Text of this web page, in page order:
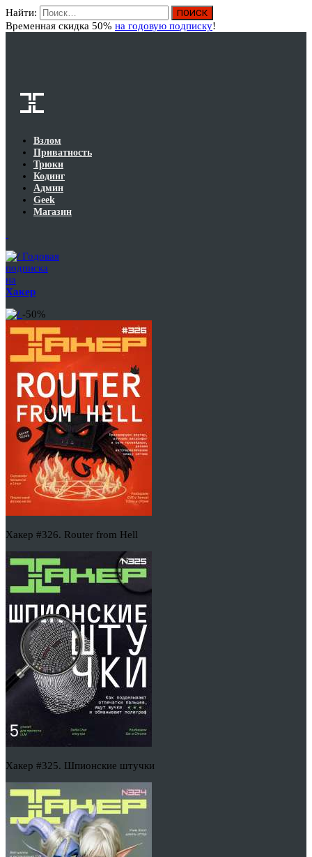
Найти:
Временная скидка 50% на годовую подписку!
Взлом
Приватность
Трюки
Кодинг
Админ
Geek
Магазин
Годовая
подписка
на
Хакер
-50%
Хакер #326. Router from Hell
Хакер #325. Шпионские штучки